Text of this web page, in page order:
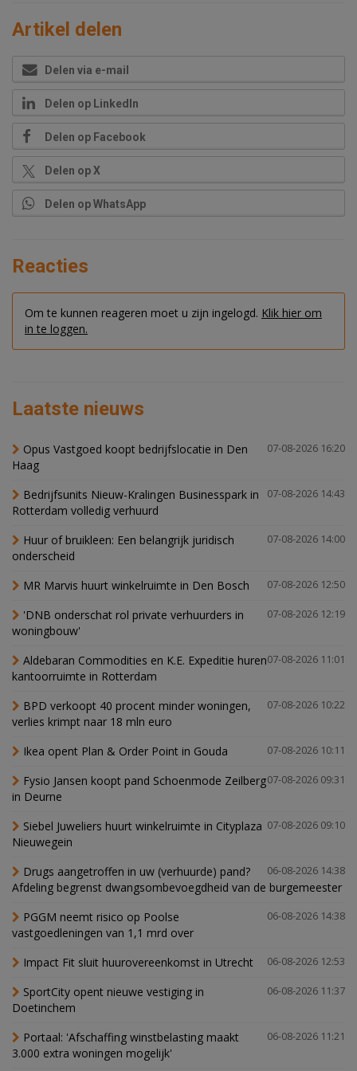
Artikel delen
Delen via e-mail
Delen op LinkedIn
Delen op Facebook
Delen op X
Delen op WhatsApp
Reacties
Om te kunnen reageren moet u zijn ingelogd. Klik hier om
in te loggen.
Laatste nieuws
07-08-2026 16:20
Opus Vastgoed koopt bedrijfslocatie in Den
Haag
07-08-2026 14:43
Bedrijfsunits Nieuw-Kralingen Businesspark in
Rotterdam volledig verhuurd
07-08-2026 14:00
Huur of bruikleen: Een belangrijk juridisch
onderscheid
07-08-2026 12:50
MR Marvis huurt winkelruimte in Den Bosch
07-08-2026 12:19
'DNB onderschat rol private verhuurders in
woningbouw'
07-08-2026 11:01
Aldebaran Commodities en K.E. Expeditie huren
kantoorruimte in Rotterdam
07-08-2026 10:22
BPD verkoopt 40 procent minder woningen,
verlies krimpt naar 18 mln euro
07-08-2026 10:11
Ikea opent Plan & Order Point in Gouda
07-08-2026 09:31
Fysio Jansen koopt pand Schoenmode Zeilberg
in Deurne
07-08-2026 09:10
Siebel Juweliers huurt winkelruimte in Cityplaza
Nieuwegein
06-08-2026 14:38
Drugs aangetroffen in uw (verhuurde) pand?
Afdeling begrenst dwangsombevoegdheid van de burgemeester
06-08-2026 14:38
PGGM neemt risico op Poolse
vastgoedleningen van 1,1 mrd over
06-08-2026 12:53
Impact Fit sluit huurovereenkomst in Utrecht
06-08-2026 11:37
SportCity opent nieuwe vestiging in
Doetinchem
06-08-2026 11:21
Portaal: 'Afschaffing winstbelasting maakt
3.000 extra woningen mogelijk'